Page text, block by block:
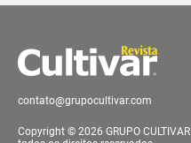
contato@grupocultivar.com
Copyright © 2026 GRUPO CULTIVAR